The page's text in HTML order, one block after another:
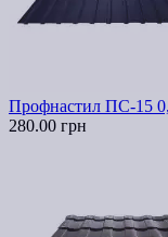
Профнастил ПС-15
280.00 грн